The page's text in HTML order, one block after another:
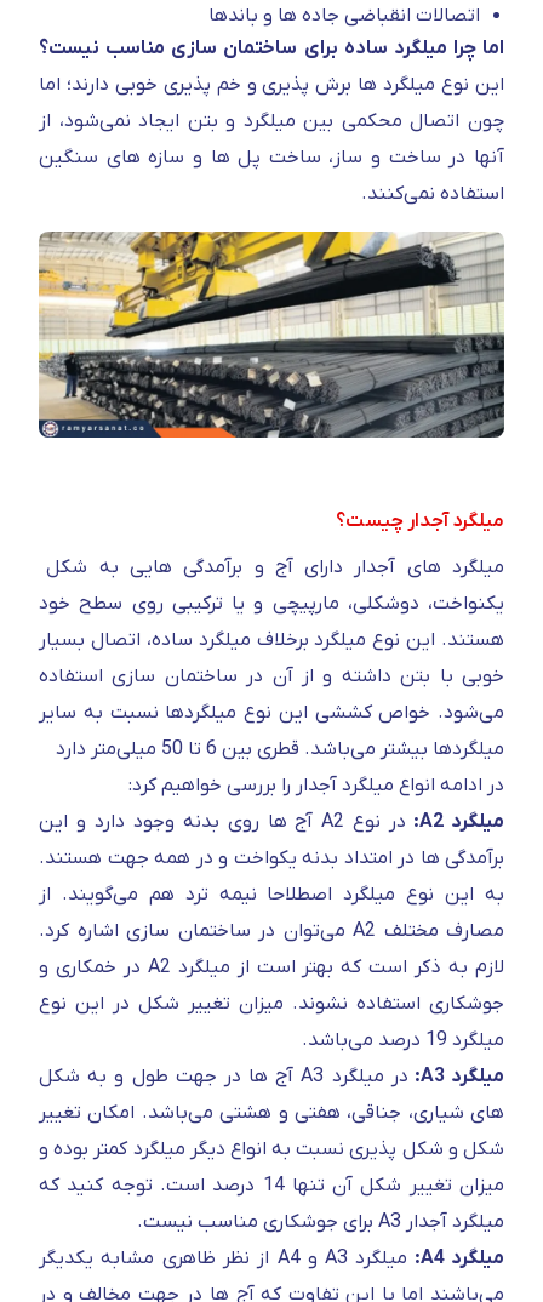
اتصالات انقباضی جاده ها و باندها
اما چرا میلگرد ساده برای ساختمان سازی مناسب نیست؟
این نوع میلگرد ها برش پذیری و خم پذیری خوبی دارند؛ اما
چون اتصال محکمی بین میلگرد و بتن ایجاد نمی‌شود، از
آنها در ساخت و ساز، ساخت پل ها و سازه های سنگین
استفاده نمی‌کنند.
میلگرد آجدار چیست؟
میلگرد های آجدار دارای آج و برآمدگی هایی به شکل
یکنواخت، دوشکلی، مارپیچی و یا ترکیبی روی سطح خود
هستند. این نوع میلگرد برخلاف میلگرد ساده، اتصال بسیار
خوبی با بتن داشته و از آن در ساختمان سازی استفاده
می‌شود. خواص کششی این نوع میلگردها نسبت به سایر
میلگردها بیشتر می‌باشد. قطری بین 6 تا 50 میلی‌متر دارد
در ادامه انواع میلگرد آجدار را بررسی خواهیم کرد:
میلگرد A2:
در نوع A2 آج ها روی بدنه وجود دارد و این
برآمدگی ها در امتداد بدنه یکواخت و در همه جهت هستند.
به این نوع میلگرد اصطلاحا نیمه ترد هم می‌گویند. از
مصارف مختلف A2 می‌توان در ساختمان سازی اشاره کرد.
لازم به ذکر است که بهتر است از میلگرد A2 در خمکاری و
جوشکاری استفاده نشوند. میزان تغییر شکل در این نوع
میلگرد 19 درصد می‌باشد.
میلگرد A3:
در میلگرد A3 آج ها در جهت طول و به شکل
های شیاری، جناقی، هفتی و هشتی می‌باشد. امکان تغییر
شکل و شکل پذیری نسبت به انواع دیگر میلگرد کمتر بوده و
میزان تغییر شکل آن تنها 14 درصد است. توجه کنید که
میلگرد آجدار A3 برای جوشکاری مناسب نیست.
میلگرد A4:
میلگرد A3 و A4 از نظر ظاهری مشابه یکدیگر
می‌باشند اما با این تفاوت که آج ها در جهت مخالف و در